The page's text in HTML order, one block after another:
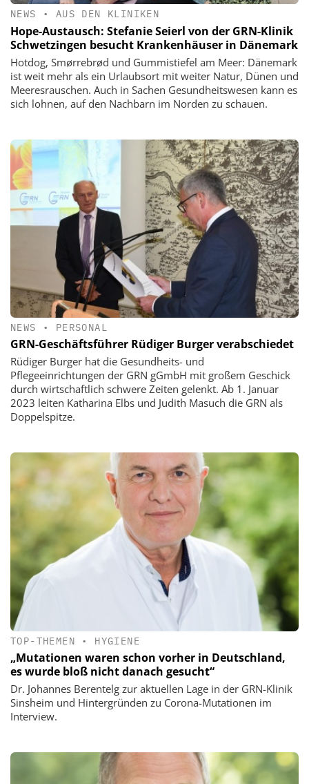
NEWS • AUS DEN KLINIKEN
Hope-Austausch: Stefanie Seierl von der GRN-Klinik
Schwetzingen besucht Krankenhäuser in Dänemark
Hotdog, Smørrebrød und Gummistiefel am Meer: Dänemark
ist weit mehr als ein Urlaubsort mit weiter Natur, Dünen und
Meeresrauschen. Auch in Sachen Gesundheitswesen kann es
sich lohnen, auf den Nachbarn im Norden zu schauen.
NEWS • PERSONAL
GRN-Geschäftsführer Rüdiger Burger verabschiedet
Rüdiger Burger hat die Gesundheits- und
Pflegeeinrichtungen der GRN gGmbH mit großem Geschick
durch wirtschaftlich schwere Zeiten gelenkt. Ab 1. Januar
2023 leiten Katharina Elbs und Judith Masuch die GRN als
Doppelspitze.
TOP-THEMEN • HYGIENE
„Mutationen waren schon vorher in Deutschland,
es wurde bloß nicht danach gesucht“
Dr. Johannes Berentelg zur aktuellen Lage in der GRN-Klinik
Sinsheim und Hintergründen zu Corona-Mutationen im
Interview.